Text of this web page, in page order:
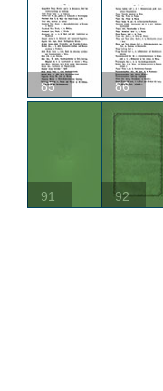
85 86
91 92